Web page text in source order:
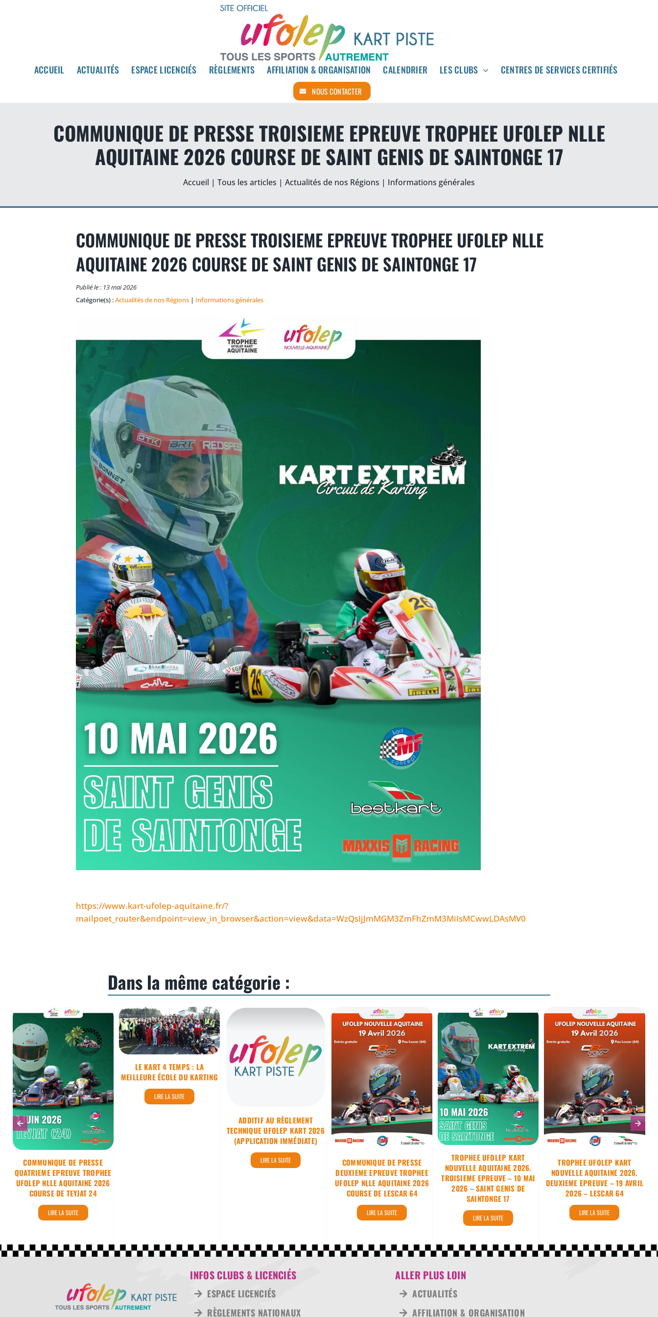
ACCUEIL ACTUALITÉS ESPACE LICENCIÉS RÈGLEMENTS AFFILIATION & ORGANISATION CALENDRIER LES CLUBS CENTRES DE SERVICES CERTIFIÉS
NOUS CONTACTER
ACCUEIL ACTUALITÉS ESPACE LICENCIÉS RÈGLEMENTS AFFILIATION & ORGANISATION CALENDRIER LES CLUBS CENTRES DE SERVICES CERTIFIÉS
NOUS CONTACTER
COMMUNIQUE DE PRESSE TROISIEME EPREUVE TROPHEE UFOLEP NLLE
AQUITAINE 2026 COURSE DE SAINT GENIS DE SAINTONGE 17
Accueil | Tous les articles | Actualités de nos Régions | Informations générales
COMMUNIQUE DE PRESSE TROISIEME EPREUVE TROPHEE UFOLEP NLLE
AQUITAINE 2026 COURSE DE SAINT GENIS DE SAINTONGE 17
Publié le : 13 mai 2026
Catégorie(s) :Actualités de nos Régions | Informations générales
https://www.kart-ufolep-aquitaine.fr/?
mailpoet_router&endpoint=view_in_browser&action=view&data=WzQsIjJmMGM3ZmFhZmM3MiIsMCwwLDAsMV0
Dans la même catégorie :
COMMUNIQUE DE
PRESSE QUATRIEME
EPREUVE TROPHEE
UFOLEP NLLE
AQUITAINE 2026
COURSE DE TEYJAT
24
COMMUNIQUE DE PRESSE
QUATRIEME EPREUVE TROPHEE
UFOLEP NLLE AQUITAINE 2026
COURSE DE TEYJAT 24
LIRE LA SUITE
LE KART 4 TEMPS :
LA MEILLEURE
ÉCOLE DU KARTING
LE KART 4 TEMPS : LA
MEILLEURE ÉCOLE DU KARTING
LIRE LA SUITE
RÈGLEMENT
TECHNIQUE UFOLEP
KART 2026
(application
ADDITIF AU RÈGLEMENT
TECHNIQUE UFOLEP KART 2026
(APPLICATION IMMÉDIATE)
LIRE LA SUITE
COMMUNIQUE DE
PRESSE DEUXIEME
EPREUVE TROPHEE
UFOLEP NLLE
AQUITAINE 2026
COURSE DE LESCAR
64
COMMUNIQUE DE PRESSE
DEUXIEME EPREUVE TROPHEE
UFOLEP NLLE AQUITAINE 2026
COURSE DE LESCAR 64
LIRE LA SUITE
TROPHEE UFOLEP
KART NOUVELLE
AQUITAINE 2026.
TROISIEME
EPREUVE – 10 MAI
2026 – SAINT
GENIS DE
SAINTONGE 17
TROPHEE UFOLEP KART
NOUVELLE AQUITAINE 2026.
TROISIEME EPREUVE – 10 MAI
2026 – SAINT GENIS DE
SAINTONGE 17
LIRE LA SUITE
TROPHEE UFOLEP
KART NOUVELLE
AQUITAINE 2026.
DEUXIEME EPREUVE
– 19 avril 2026 –
LESCAR 64
TROPHEE UFOLEP KART
NOUVELLE AQUITAINE 2026.
DEUXIEME EPREUVE – 19 AVRIL
2026 – LESCAR 64
LIRE LA SUITE
INFOS CLUBS & LICENCIÉS
ESPACE LICENCIÉS
RÈGLEMENTS NATIONAUX
ALLER PLUS LOIN
ACTUALITÉS
AFFILIATION & ORGANISATION